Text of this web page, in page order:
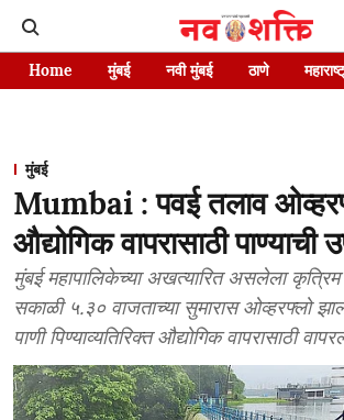
Home मुंबई नवी मुंबई ठाणे
मुंबई
Mumbai : पवई तलाव
औद्योगिक वापरासाठी पाण्याची
मुंबई महापालिकेच्या अखत्यारित असलेला कृत्रिम
सकाळी ५.३० वाजताच्या सुमारास ओव्हरफ्लो
पाणी पिण्याव्यतिरिक्त औद्योगिक वापरासाठी